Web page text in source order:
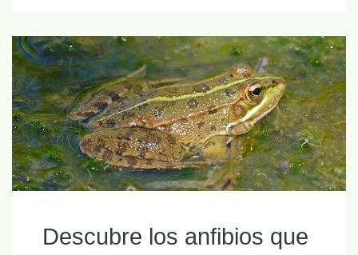
Descubre los anfibios que